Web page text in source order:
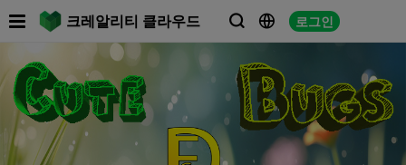
크레알리티 클라우드   로그인